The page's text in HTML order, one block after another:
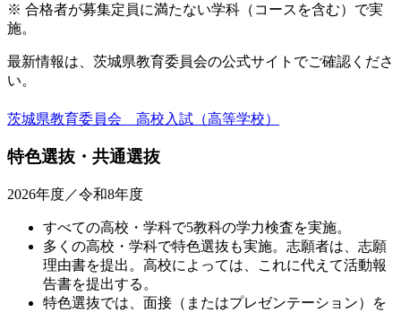
※ 合格者が募集定員に満たない学科（コースを含む）で実
施。
最新情報は、茨城県教育委員会の公式サイトでご確認くださ
い。
茨城県教育委員会 高校入試（高等学校）
特色選抜・共通選抜
2026年度／令和8年度
すべての高校・学科で5教科の学力検査を実施。
多くの高校・学科で特色選抜も実施。志願者は、志願
理由書を提出。高校によっては、これに代えて活動報
告書を提出する。
特色選抜では、面接（またはプレゼンテーション）を